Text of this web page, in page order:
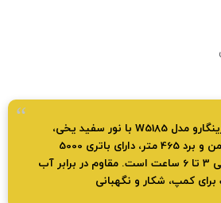
چراغ قوه 8 لامپ زینگارو مدل W5185 با نور سفید یخی،
روشنایی 3000 لومن و برد 465 متر، دارای باتری 5000
میلی‌آمپری با شارژدهی 3 تا 6 ساعت است. مقاوم در برابر آب
کمپ، شکار و نگهبانی